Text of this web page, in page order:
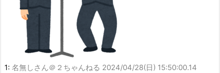
1: 名無しさん＠２ちゃんねる 2024/04/28(日) 15:50:00.14